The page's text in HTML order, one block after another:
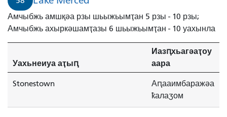
Амчыбжь амшқәа рзы шьыжьымҭан 5 рзы - 10 рзы;
Амчыбжь ахыркәшамҭазы 6 шьыжьымҭан - 10 уахынла
Уахьнеиуа аҭыԥ
Иазԥхьагәаҭоу
аара
Stonestown
Аԥааимбаражәа
ҟалаӡом